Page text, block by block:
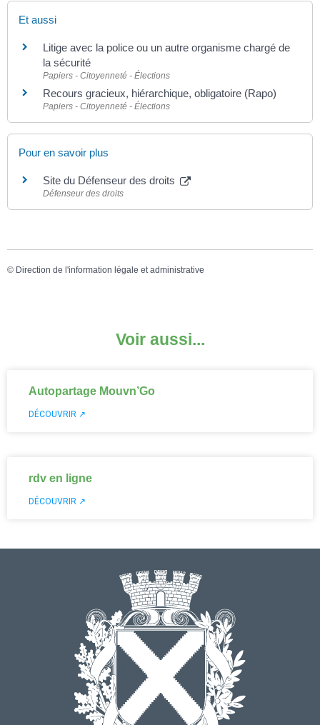
Et aussi
Litige avec la police ou un autre organisme chargé de
la sécurité
Papiers - Citoyenneté - Élections
Recours gracieux, hiérarchique, obligatoire (Rapo)
Papiers - Citoyenneté - Élections
Pour en savoir plus
Site du Défenseur des droits
Défenseur des droits
© Direction de l'information légale et administrative
Voir aussi...
Autopartage Mouvn’Go
DÉCOUVRIR ↗
rdv en ligne
DÉCOUVRIR ↗